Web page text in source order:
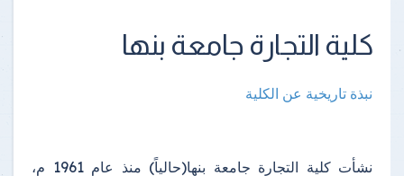
كلية التجارة جامعة بنها
نبذة تاريخية عن الكلية
نشأت كلية التجارة جامعة بنها(حالياً) منذ عام 1961 م،